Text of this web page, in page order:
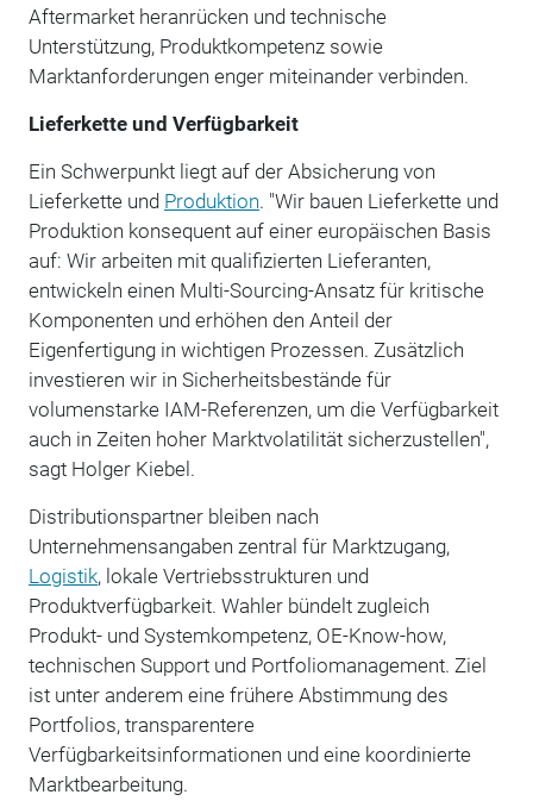
Aftermarket heranrücken und technische
Unterstützung, Produktkompetenz sowie
Marktanforderungen enger miteinander verbinden.
Lieferkette und Verfügbarkeit
Ein Schwerpunkt liegt auf der Absicherung von
Lieferkette und Produktion. "Wir bauen Lieferkette und
Produktion konsequent auf einer europäischen Basis
auf: Wir arbeiten mit qualifizierten Lieferanten,
entwickeln einen Multi-Sourcing-Ansatz für kritische
Komponenten und erhöhen den Anteil der
Eigenfertigung in wichtigen Prozessen. Zusätzlich
investieren wir in Sicherheitsbestände für
volumenstarke IAM-Referenzen, um die Verfügbarkeit
auch in Zeiten hoher Marktvolatilität sicherzustellen",
sagt Holger Kiebel.
Distributionspartner bleiben nach
Unternehmensangaben zentral für Marktzugang,
Logistik, lokale Vertriebsstrukturen und
Produktverfügbarkeit. Wahler bündelt zugleich
Produkt- und Systemkompetenz, OE-Know-how,
technischen Support und Portfoliomanagement. Ziel
ist unter anderem eine frühere Abstimmung des
Portfolios, transparentere
Verfügbarkeitsinformationen und eine koordinierte
Marktbearbeitung.